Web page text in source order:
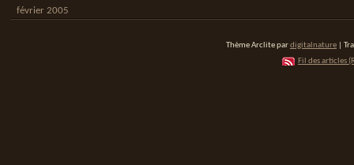
février 2005
Thème Arclite pardigitalnature |
Fil des articles